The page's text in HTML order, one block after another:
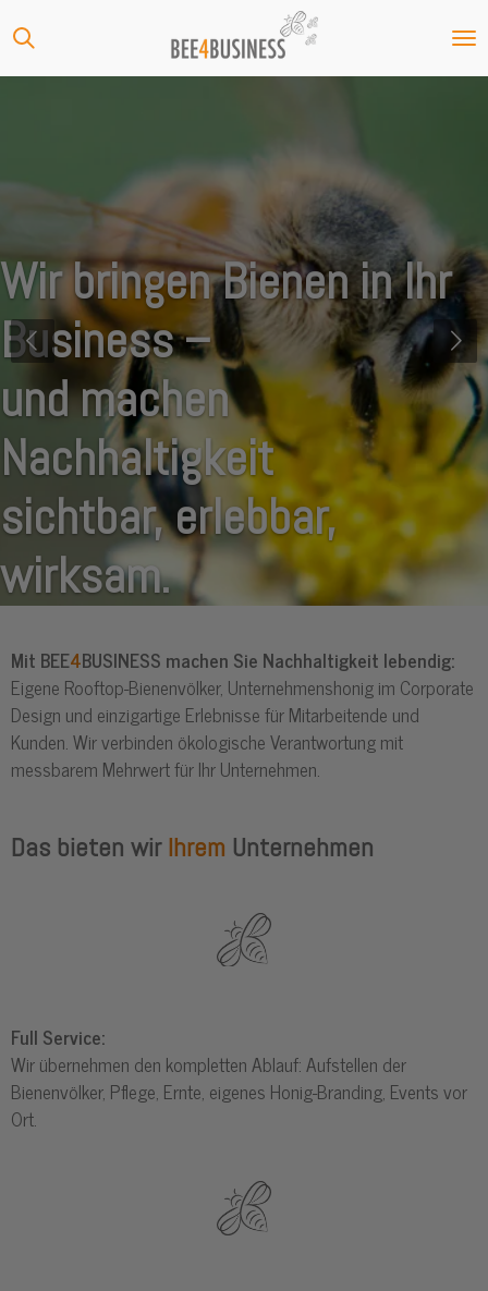
Zum
Hauptinhalt
springen
Wir bringen Bienen in Ihr
Business –
und machen
Nachhaltigkeit
sichtbar, erlebbar,
wirksam.
Mit BEE4BUSINESS machen Sie Nachhaltigkeit lebendig:
Eigene Rooftop-Bienenvölker, Unternehmenshonig im Corporate
Design und einzigartige Erlebnisse für Mitarbeitende und
Kunden. Wir verbinden ökologische Verantwortung mit
messbarem Mehrwert für Ihr Unternehmen.
Das bieten wirIhrem Unternehmen
Full Service:
Wir übernehmen den kompletten Ablauf: Aufstellen der
Bienenvölker, Pflege, Ernte, eigenes Honig-Branding, Events vor
Ort.